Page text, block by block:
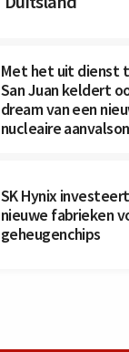
Met het uit dienst
San Juan keldert
dream van een
nucleaire
SK Hynix
nieuwe fabrieken
geheugenchips